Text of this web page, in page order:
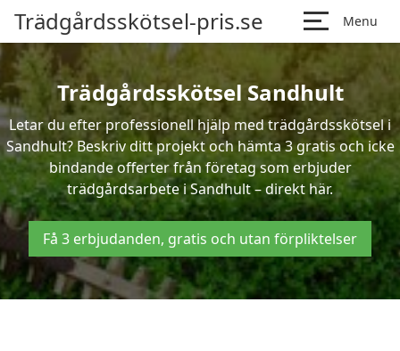
Trädgårdsskötsel-pris.se Menu
Trädgårdsskötsel Sandhult
Letar du efter professionell hjälp med trädgårdsskötsel i
Sandhult? Beskriv ditt projekt och hämta 3 gratis och icke
bindande offerter från företag som erbjuder
trädgårdsarbete i Sandhult – direkt här.
Få 3 erbjudanden, gratis och utan förpliktelser